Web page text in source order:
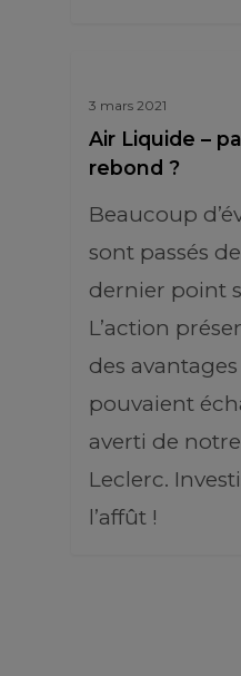
3 mars 2021
Air Liquide –
rebond ?
Beaucoup
sont passés
dernier point
L’action
des
pouvaient
averti de
Leclerc.
l’affût !